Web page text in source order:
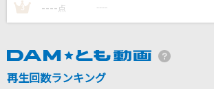
B'z
3 ---- 点 ----
再生回数ランキング